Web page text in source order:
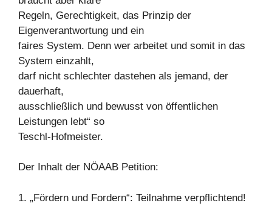
Regeln, Gerechtigkeit, das Prinzip der
Eigenverantwortung und ein
faires System. Denn wer arbeitet und somit in das
System einzahlt,
darf nicht schlechter dastehen als jemand, der
dauerhaft,
ausschließlich und bewusst von öffentlichen
Leistungen lebt“ so
Teschl-Hofmeister.
Der Inhalt der NÖAAB Petition:
1. „Fördern und Fordern“: Teilnahme verpflichtend!